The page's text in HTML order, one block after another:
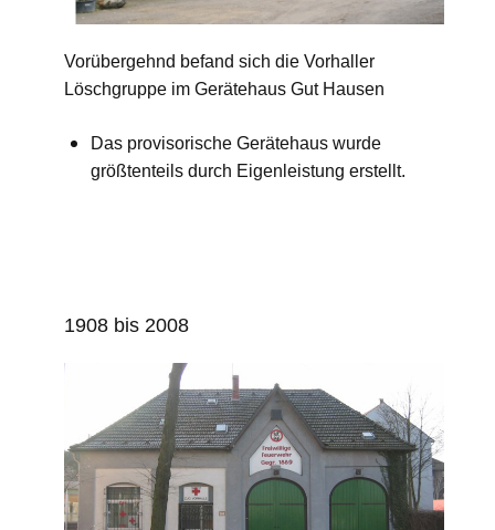
Vorübergehnd befand sich die Vorhaller
Löschgruppe im Gerätehaus Gut Hausen
Das provisorische Gerätehaus wurde
größtenteils durch Eigenleistung erstellt.
1908 bis 2008